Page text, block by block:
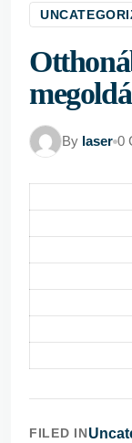
By laser 0
FILED IN